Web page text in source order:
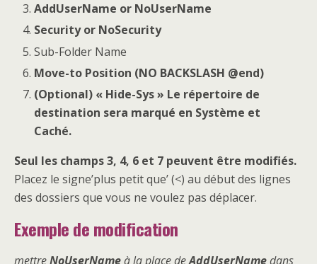
AddUserName or NoUserName
Security or NoSecurity
Sub-Folder Name
Move-to Position (NO BACKSLASH @end)
(Optional) « Hide-Sys » Le répertoire de
destination sera marqué en Système et
Caché.
Seul les champs 3, 4, 6 et 7 peuvent être modifiés.
Placez le signe’plus petit que’ (<) au début des lignes
des dossiers que vous ne voulez pas déplacer.
Exemple de modification
mettreNoUserNameà la place deAddUserNamedans